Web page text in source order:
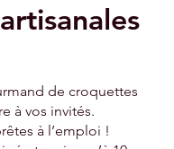
de croquettes
à vos invités.
à l’emploi !